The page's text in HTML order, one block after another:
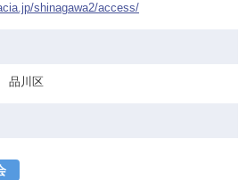
shinagawa2/access/
品川区